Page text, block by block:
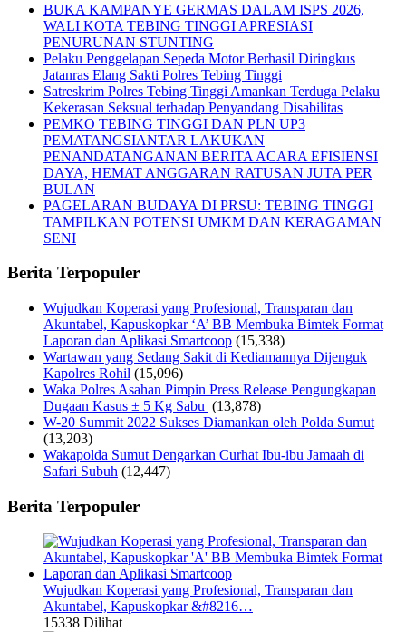
BUKA KAMPANYE GERMAS DALAM ISPS 2026,
WALI KOTA TEBING TINGGI APRESIASI
PENURUNAN STUNTING
Pelaku Penggelapan Sepeda Motor Berhasil Diringkus
Jatanras Elang Sakti Polres Tebing Tinggi
Satreskrim Polres Tebing Tinggi Amankan Terduga Pelaku
Kekerasan Seksual terhadap Penyandang Disabilitas
PEMKO TEBING TINGGI DAN PLN UP3
PEMATANGSIANTAR LAKUKAN
PENANDATANGANAN BERITA ACARA EFISIENSI
DAYA, HEMAT ANGGARAN RATUSAN JUTA PER
BULAN
PAGELARAN BUDAYA DI PRSU: TEBING TINGGI
TAMPILKAN POTENSI UMKM DAN KERAGAMAN
SENI
Berita Terpopuler
Wujudkan Koperasi yang Profesional, Transparan dan
Akuntabel, Kapuskopkar ‘A’ BB Membuka Bimtek Format
Laporan dan Aplikasi Smartcoop (15,338)
Wartawan yang Sedang Sakit di Kediamannya Dijenguk
Kapolres Rohil (15,096)
Waka Polres Asahan Pimpin Press Release Pengungkapan
Dugaan Kasus ± 5 Kg Sabu (13,878)
W-20 Summit 2022 Sukses Diamankan oleh Polda Sumut
(13,203)
Wakapolda Sumut Dengarkan Curhat Ibu-ibu Jamaah di
Safari Subuh (12,447)
Berita Terpopuler
Wujudkan Koperasi yang Profesional, Transparan dan
Akuntabel, Kapuskopkar &#8216…
15338 Dilihat